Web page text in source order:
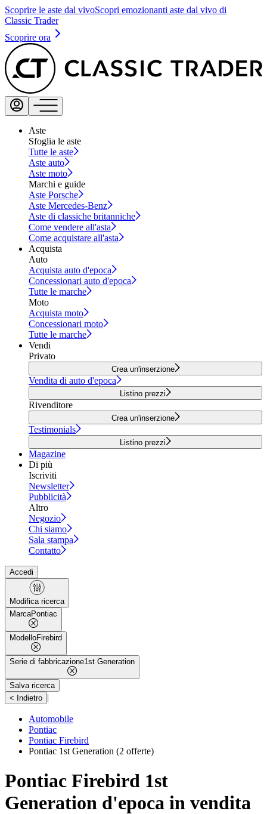
Scoprire le aste dal vivoScopri emozionanti aste dal vivo di
Classic Trader
Scoprire ora
Aste
Sfoglia le aste
Tutte le aste
Aste auto
Aste moto
Marchi e guide
Aste Porsche
Aste Mercedes-Benz
Aste di classiche britanniche
Come vendere all'asta
Come acquistare all'asta
Acquista
Auto
Acquista auto d'epoca
Concessionari auto d'epoca
Tutte le marche
Moto
Acquista moto
Concessionari moto
Tutte le marche
Vendi
Privato
Crea un'inserzione
Vendita di auto d'epoca
Listino prezzi
Rivenditore
Crea un'inserzione
Testimonials
Listino prezzi
Magazine
Di più
Iscriviti
Newsletter
Pubblicità
Altro
Negozio
Chi siamo
Sala stampa
Contatto
Accedi
Modifica ricerca
MarcaPontiac
ModelloFirebird
Serie di fabbricazione1st Generation
Salva ricerca
< Indietro |
Automobile
Pontiac
Pontiac Firebird
Pontiac 1st Generation (2 offerte)
Pontiac Firebird 1st
Generation d'epoca in vendita